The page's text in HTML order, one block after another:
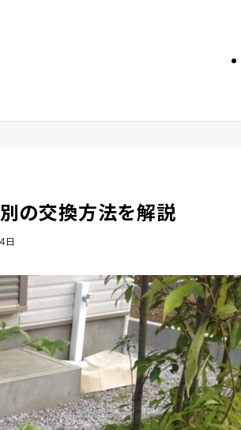
の交換方法を解説
日